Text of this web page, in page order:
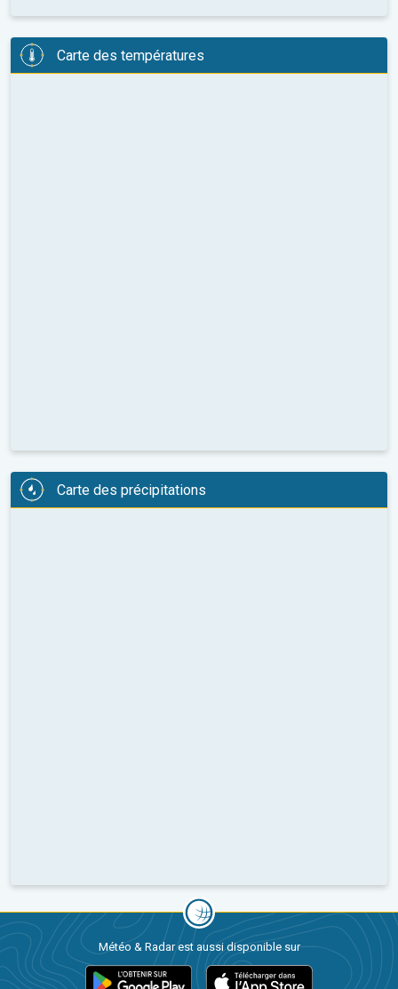
Carte des températures
Carte des précipitations
Météo & Radar est aussi disponible sur